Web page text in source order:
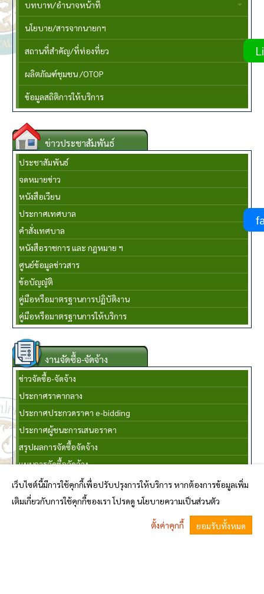
บทบาท/อำนาจหน้าที่
นโยบาย/สารจากนายกฯ
สถานที่สำคัญ/ที่ท่องที่ยว
ผลิตภัณฑ์ชุมชน /OTOP
ข้อมูลสถิติการให้บริการ
ข่าวประชาสัมพันธ์
ประชาสัมพันธ์
จดหมายข่าว
หนังสือเวียน
ประกาศเทศบาล
คำสั่งเทศบาล
หนังสือราชการ และ กฎหมาย ฯ
ศูนย์ข้อมูลข่าวสาร
ข้อบัญญัติ
คู่มือหรือมาตรฐานการปฏิบัติงาน
คู่มือหรือมาตรฐานการให้บริการ
งานจัดซื้อ-จัดจ้าง
ข่าวจัดซื้อ-จัดจ้าง
ประกาศราคากลาง
ประกาศประกวดราคา e-bidding
ประกาศผู้ชนะการเสนอราคา
สรุปผลการจัดซื้อจัดจ้าง
แผนการจัดซื้อจัดจ้าง
รายงานผลการจัดซื้อจัดจ้าง
แสดงฐานะทางการเงิน
เว็บไซต์นี้มีการใช้คุกกี้เพื่อปรับปรุงการให้บริการ หากต้องการข้อมูลเพิ่ม
เติมเกี่ยวกับการใช้คุกกี้ของเรา โปรดดู นโยบายความเป็นส่วนตัว
ตั้งค่าคุกกี้ ยอมรับทั้งหมด